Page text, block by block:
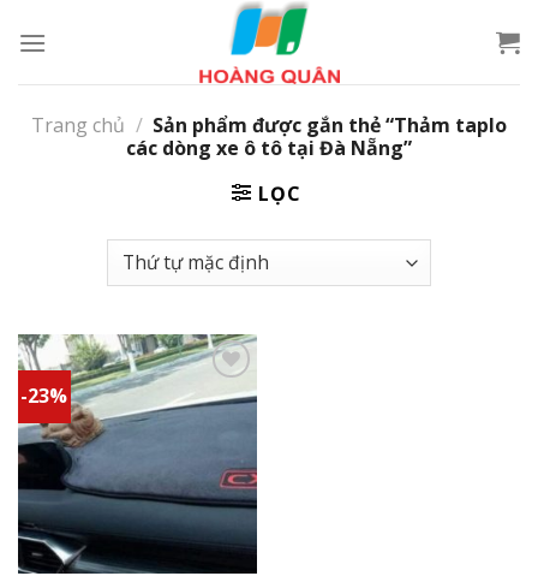
Trang chủ / Sản phẩm được gắn thẻ “Thảm taplo
các dòng xe ô tô tại Đà Nẵng”
LỌC
-23%
Add to
wishlist